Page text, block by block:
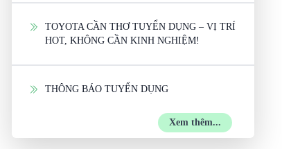
TOYOTA CẦN THƠ TUYỂN DỤNG – VỊ TRÍ
HOT, KHÔNG CẦN KINH NGHIỆM!
THÔNG BÁO TUYỂN DỤNG
Xem thêm...